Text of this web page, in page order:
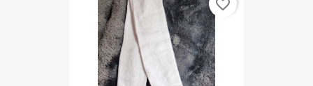
favorite_border